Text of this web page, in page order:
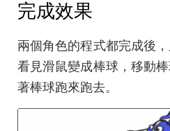
完成效果
兩個角色的程式都完成後
看見滑鼠變成棒球，移動
著棒球跑來跑去。